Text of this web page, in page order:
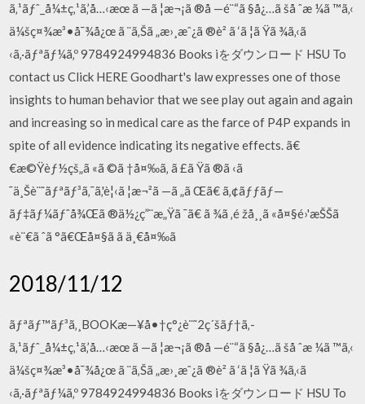
ã‚¹ãƒˆ_å¼±ç‚¹ã‚’å…‹æœ ã —ã ¦æ¬¡ã ®å —é¨“ã §å¿…ã šå ˆæ ¼ã ™ã‚‹
ä¼šç¤¾æ³•å¯¾å¿œ ã ¨ã‚Šã „æ›¸æˆ¿ã ®è² ã ‘ã ¦ã Ÿã ¾ã‚‹ã
‹ã‚·ãƒªãƒ¼ã‚º 9784924994836 Books iをダウンロード HSU To
contact us Click HERE Goodhart's law expresses one of those
insights to human behavior that we see play out again and again
and increasing so in medical care as the farce of P4P expands in
spite of all evidence indicating its negative effects. ã€
€æ©Ÿèƒ½çš„ã «ã ©ã †å¤‰ã‚ ã £ã Ÿã ®ã ‹ã
¯ä¸Šè¨˜ãƒªãƒ³ã‚¯ã‚'è¦‹ã ¦æ¬²ã —ã „ã Œã€ ã‚¢ãƒƒãƒ—
ãƒ‡ãƒ¼ãƒˆå¾Œã ®ä½¿ç”¨æ„Ÿã ¯ã€ ã ¾ã ‚é žå¸¸ã «å¤§é›'æŠŠã
«è¨€ã ˆã °ã€Œå¤§ã ã ä¸€å¤‰ã
2018/11/12
ãƒªãƒ™ãƒ³ã‚¸BOOKæ—¥å•†ç°¿è¨˜2ç´šãƒ†ã‚­
ã‚¹ãƒˆ_å¼±ç‚¹ã‚’å…‹æœ ã —ã ¦æ¬¡ã ®å —é¨“ã §å¿…ã šå ˆæ ¼ã ™ã‚‹
ä¼šç¤¾æ³•å¯¾å¿œ ã ¨ã‚Šã „æ›¸æˆ¿ã ®è² ã ‘ã ¦ã Ÿã ¾ã‚‹ã
‹ã‚·ãƒªãƒ¼ã‚º 9784924994836 Books iをダウンロード HSU To